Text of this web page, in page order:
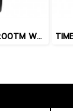
TIMEX TW2V63200TM W22 PEANUTS MARLIN SNOOPY